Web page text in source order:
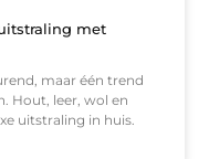
met
maar één trend
Hout, leer, wol en
uitstraling in huis.